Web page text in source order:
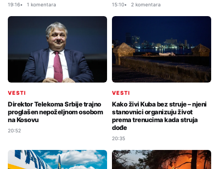
19:16 1 komentara 15:10 2 komentara
VESTI
Direktor Telekoma Srbije trajno
proglašen nepoželjnom osobom
na Kosovu
20:52
VESTI
Kako živi Kuba bez struje – njeni
stanovnici organizuju život
prema trenucima kada struja
dođe
20:35